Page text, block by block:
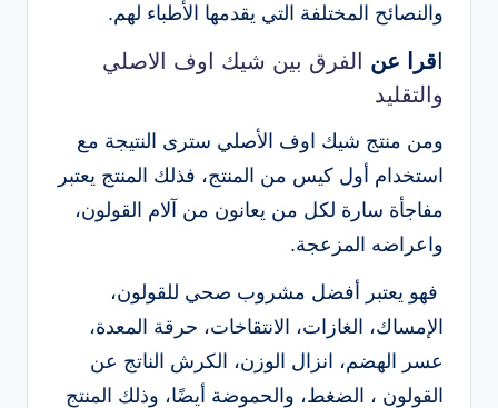
والنصائح المختلفة التي يقدمها الأطباء لهم.
قرا عن
الفرق بين شيك اوف الاصلي
والتقليد
ومن منتج شيك اوف الأصلي سترى النتيجة مع
استخدام أول كيس من المنتج، فذلك المنتج يعتبر
مفاجأة سارة لكل من يعانون من آلام القولون،
واعراضه المزعجة.
فهو يعتبر أفضل مشروب صحي للقولون،
الإمساك، الغازات، الانتقاخات، حرقة المعدة،
عسر الهضم، انزال الوزن، الكرش الناتج عن
القولون ، الضغط، والحموضة أيضًا، وذلك المنتج